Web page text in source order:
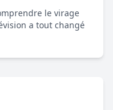
le virage
a tout changé